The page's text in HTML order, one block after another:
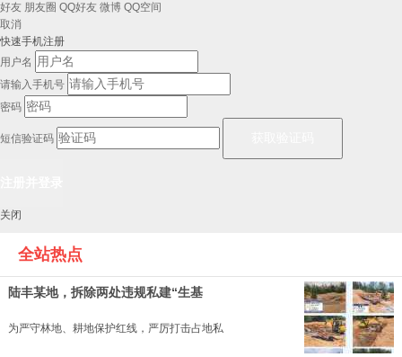
好友 朋友圈 QQ好友 微博 QQ空间
取消
快速手机注册
用户名
请输入手机号
密码
短信验证码
关闭
全站热点
陆丰某地，拆除两处违规私建“生基
为严守林地、耕地保护红线，严厉打击占地私